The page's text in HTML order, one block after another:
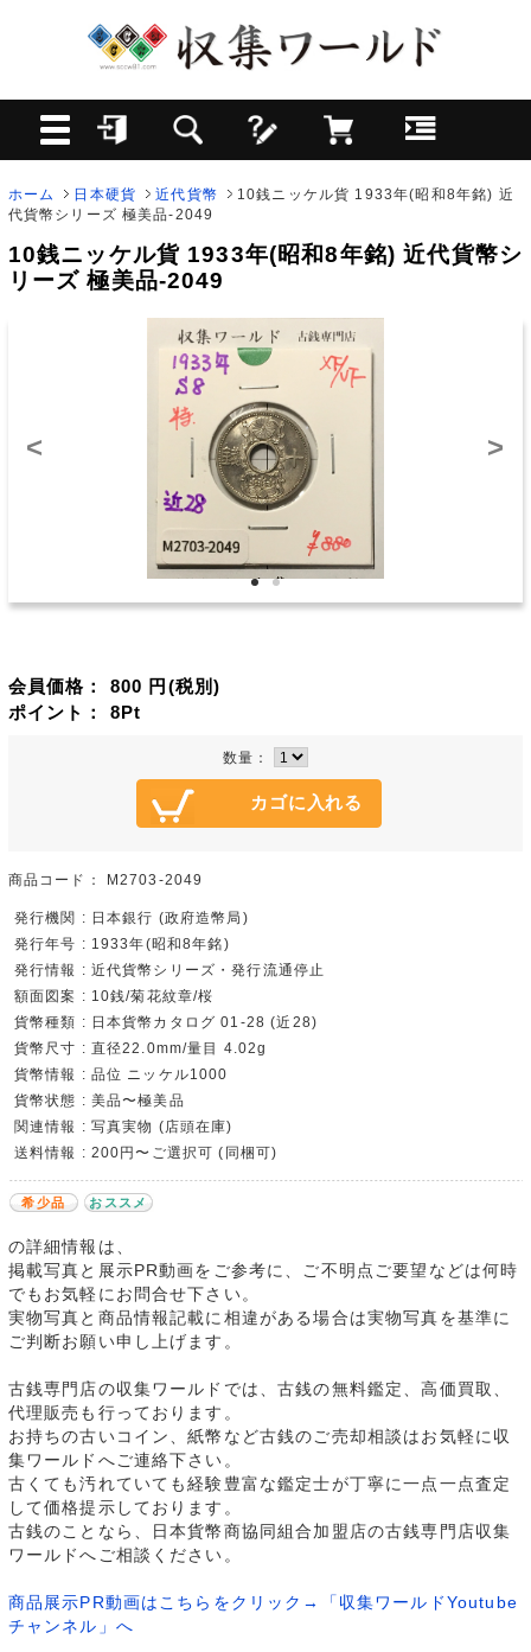
ホーム 日本硬貨 近代貨幣
10銭ニッケル貨 1933年(昭和8年銘) 近
代貨幣シリーズ 極美品-2049
10銭ニッケル貨 1933年(昭和8年銘) 近代貨幣シ
リーズ 極美品-2049
< >
会員価格： 800 円(税別)
ポイント： 8Pt
数量：
商品コード： M2703-2049
発行機関 : 日本銀行 (政府造幣局)
発行年号 : 1933年(昭和8年銘)
発行情報 : 近代貨幣シリーズ・発行流通停止
額面図案 : 10銭/菊花紋章/桜
貨幣種類 : 日本貨幣カタログ 01-28 (近28)
貨幣尺寸 : 直径22.0mm/量目 4.02g
貨幣情報 : 品位 ニッケル1000
貨幣状態 : 美品〜極美品
関連情報 : 写真実物 (店頭在庫)
送料情報 : 200円〜ご選択可 (同梱可)
希少品 おススメ
の詳細情報は、
掲載写真と展示PR動画をご参考に、ご不明点ご要望などは何時
でもお気軽にお問合せ下さい。
実物写真と商品情報記載に相違がある場合は実物写真を基準に
ご判断お願い申し上げます。
古銭専門店の収集ワールドでは、古銭の無料鑑定、高価買取、
代理販売も行っております。
お持ちの古いコイン、紙幣など古銭のご売却相談はお気軽に収
集ワールドへご連絡下さい。
古くても汚れていても経験豊富な鑑定士が丁寧に一点一点査定
して価格提示しております。
古銭のことなら、日本貨幣商協同組合加盟店の古銭専門店収集
ワールドへご相談ください。
商品展示PR動画はこちらをクリック→「収集ワールドYoutube
チャンネル」へ